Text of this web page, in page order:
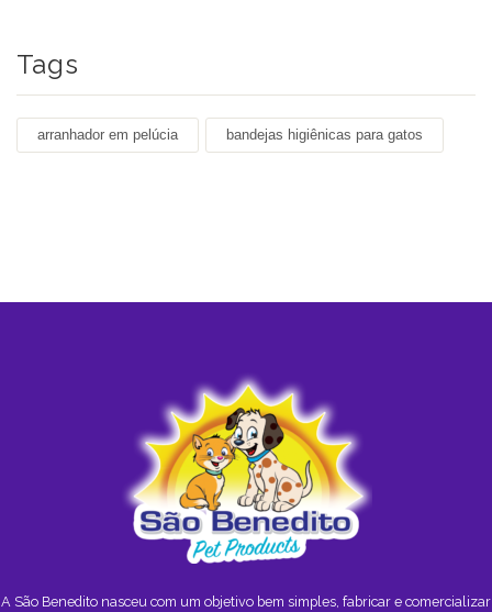
Tags
arranhador em pelúcia bandejas higiênicas para gatos
A São Benedito nasceu com um objetivo bem simples, fabricar e comercializar